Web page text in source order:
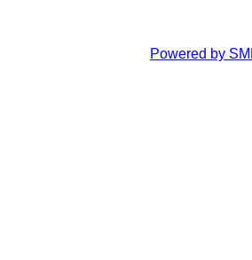
Powered by